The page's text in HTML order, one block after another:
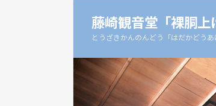
藤崎観音堂「裸胴上
とうざきかんのんどう「はだかどうあ